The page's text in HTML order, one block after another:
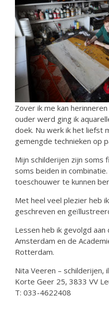
Zover ik me kan
ouder werd ging ik
doek. Nu werk ik het liefst
gemengde technieken op
Mijn schilderijen zijn soms
soms beiden in
toeschouwer te kunnen
Met heel veel plezier heb
geschreven en
Lessen heb ik gevolgd
Amsterdam en de
Rotterdam.
Nita Veeren – schilderijen,
Korte Geer 25, 3833 VV
T: 033-4622408